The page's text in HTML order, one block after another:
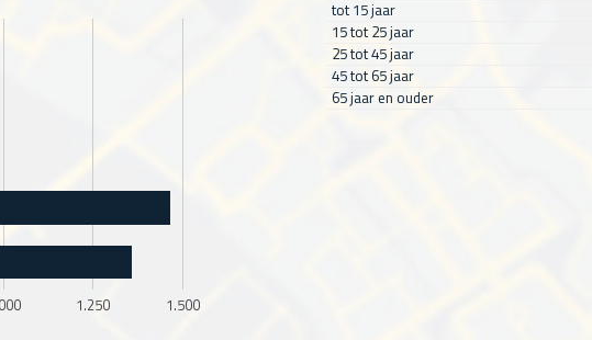
1.250 1.500
tot 15 jaar
15 tot 25 jaar
25 tot 45 jaar
45 tot 65 jaar
65 jaar en ouder